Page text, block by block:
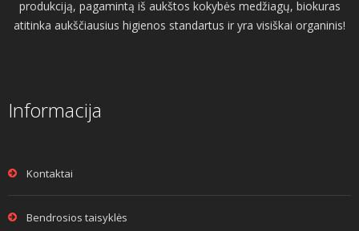
produkciją, pagamintą iš aukštos kokybės medžiagų, biokuras
atitinka aukščiausius higienos standartus ir yra visiškai organinis!
Informacija
Kontaktai
Bendrosios taisyklės